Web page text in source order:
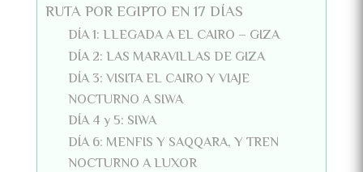
RUTA POR EGIPTO EN 17 DÍAS
DÍA 1: LLEGADA A EL CAIRO – GIZA
DÍA 2: LAS MARAVILLAS DE GIZA
DÍA 3: VISITA EL CAIRO Y VIAJE
NOCTURNO A SIWA
DÍA 4 y 5: SIWA
DÍA 6: MENFIS Y SAQQARA, Y TREN
NOCTURNO A LUXOR